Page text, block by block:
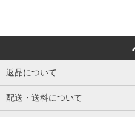
返品について
配送・送料について